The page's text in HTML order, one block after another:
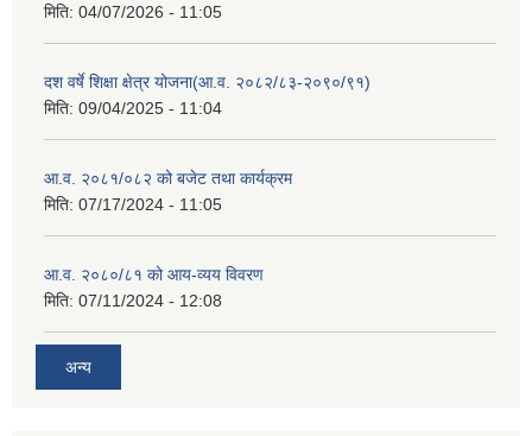
मिति: 04/07/2026 - 11:05
दश वर्षे शिक्षा क्षेत्र योजना(आ.व. २०८२/८३-२०९०/९१)
मिति: 09/04/2025 - 11:04
आ.व. २०८१/०८२ को बजेट तथा कार्यक्रम
मिति: 07/17/2024 - 11:05
आ.व. २०८०/८१ को आय-व्यय विवरण
मिति: 07/11/2024 - 12:08
अन्य